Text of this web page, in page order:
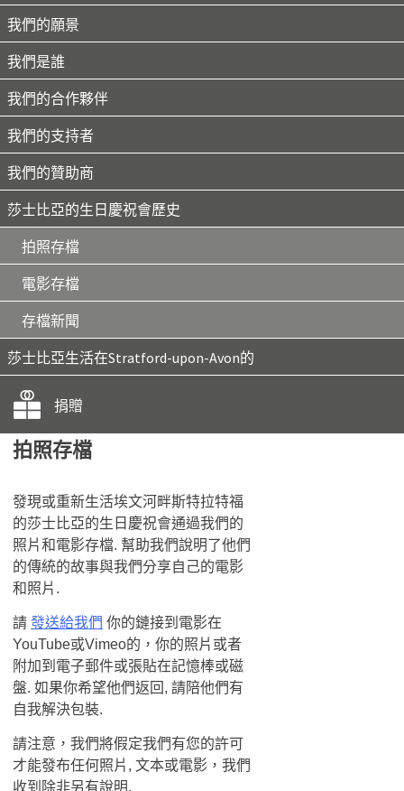
我們的願景
我們是誰
我們的合作夥伴
我們的支持者
我們的贊助商
莎士比亞的生日慶祝會歷史
拍照存檔
電影存檔
存檔新聞
莎士比亞生活在Stratford-upon-Avon的
捐贈
拍照存檔
發現或重新生活埃文河畔斯特拉特福
的莎士比亞的生日慶祝會通過我們的
照片和電影存檔. 幫助我們說明了他們
的傳統的故事與​​我們分享自己的電影
和照片.
請 發送給我們 你的鏈接到電影在
YouTube或Vimeo的，你的照片或者
附加到電子郵件或張貼在記憶棒或磁
盤. 如果你希望他們返回, 請陪他們有
自我解決包裝.
請注意，我們將假定我們有您的許可
才能發布任何照片, 文本或電影，我們
收到除非另有說明.